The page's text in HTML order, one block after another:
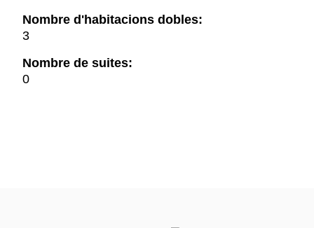
Nombre d'habitacions dobles:
3
Nombre de suites:
0